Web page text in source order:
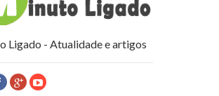
Ligado - Atualidade e artigos